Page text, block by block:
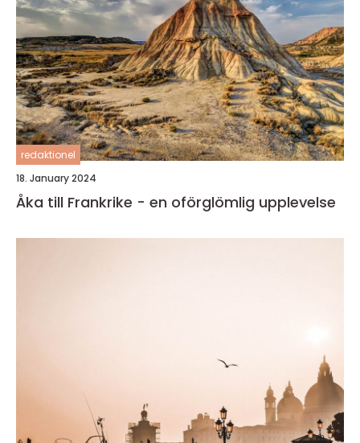
redaktionel
18. January 2024
Åka till Frankrike - en oförglömlig upplevelse